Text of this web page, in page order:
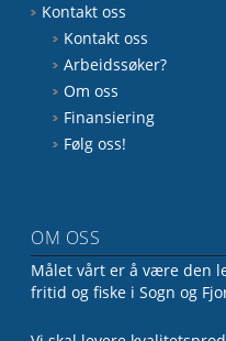
Kontakt oss
Kontakt oss
Arbeidssøker?
Om oss
Finansiering
Følg oss!
OM OSS
Målet vårt er å være den
fritid og fiske i Sogn og